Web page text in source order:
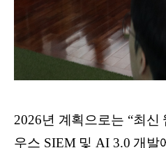
2026년 계획으로는 “최신
우스 SIEM 및 AI 3.0 개발